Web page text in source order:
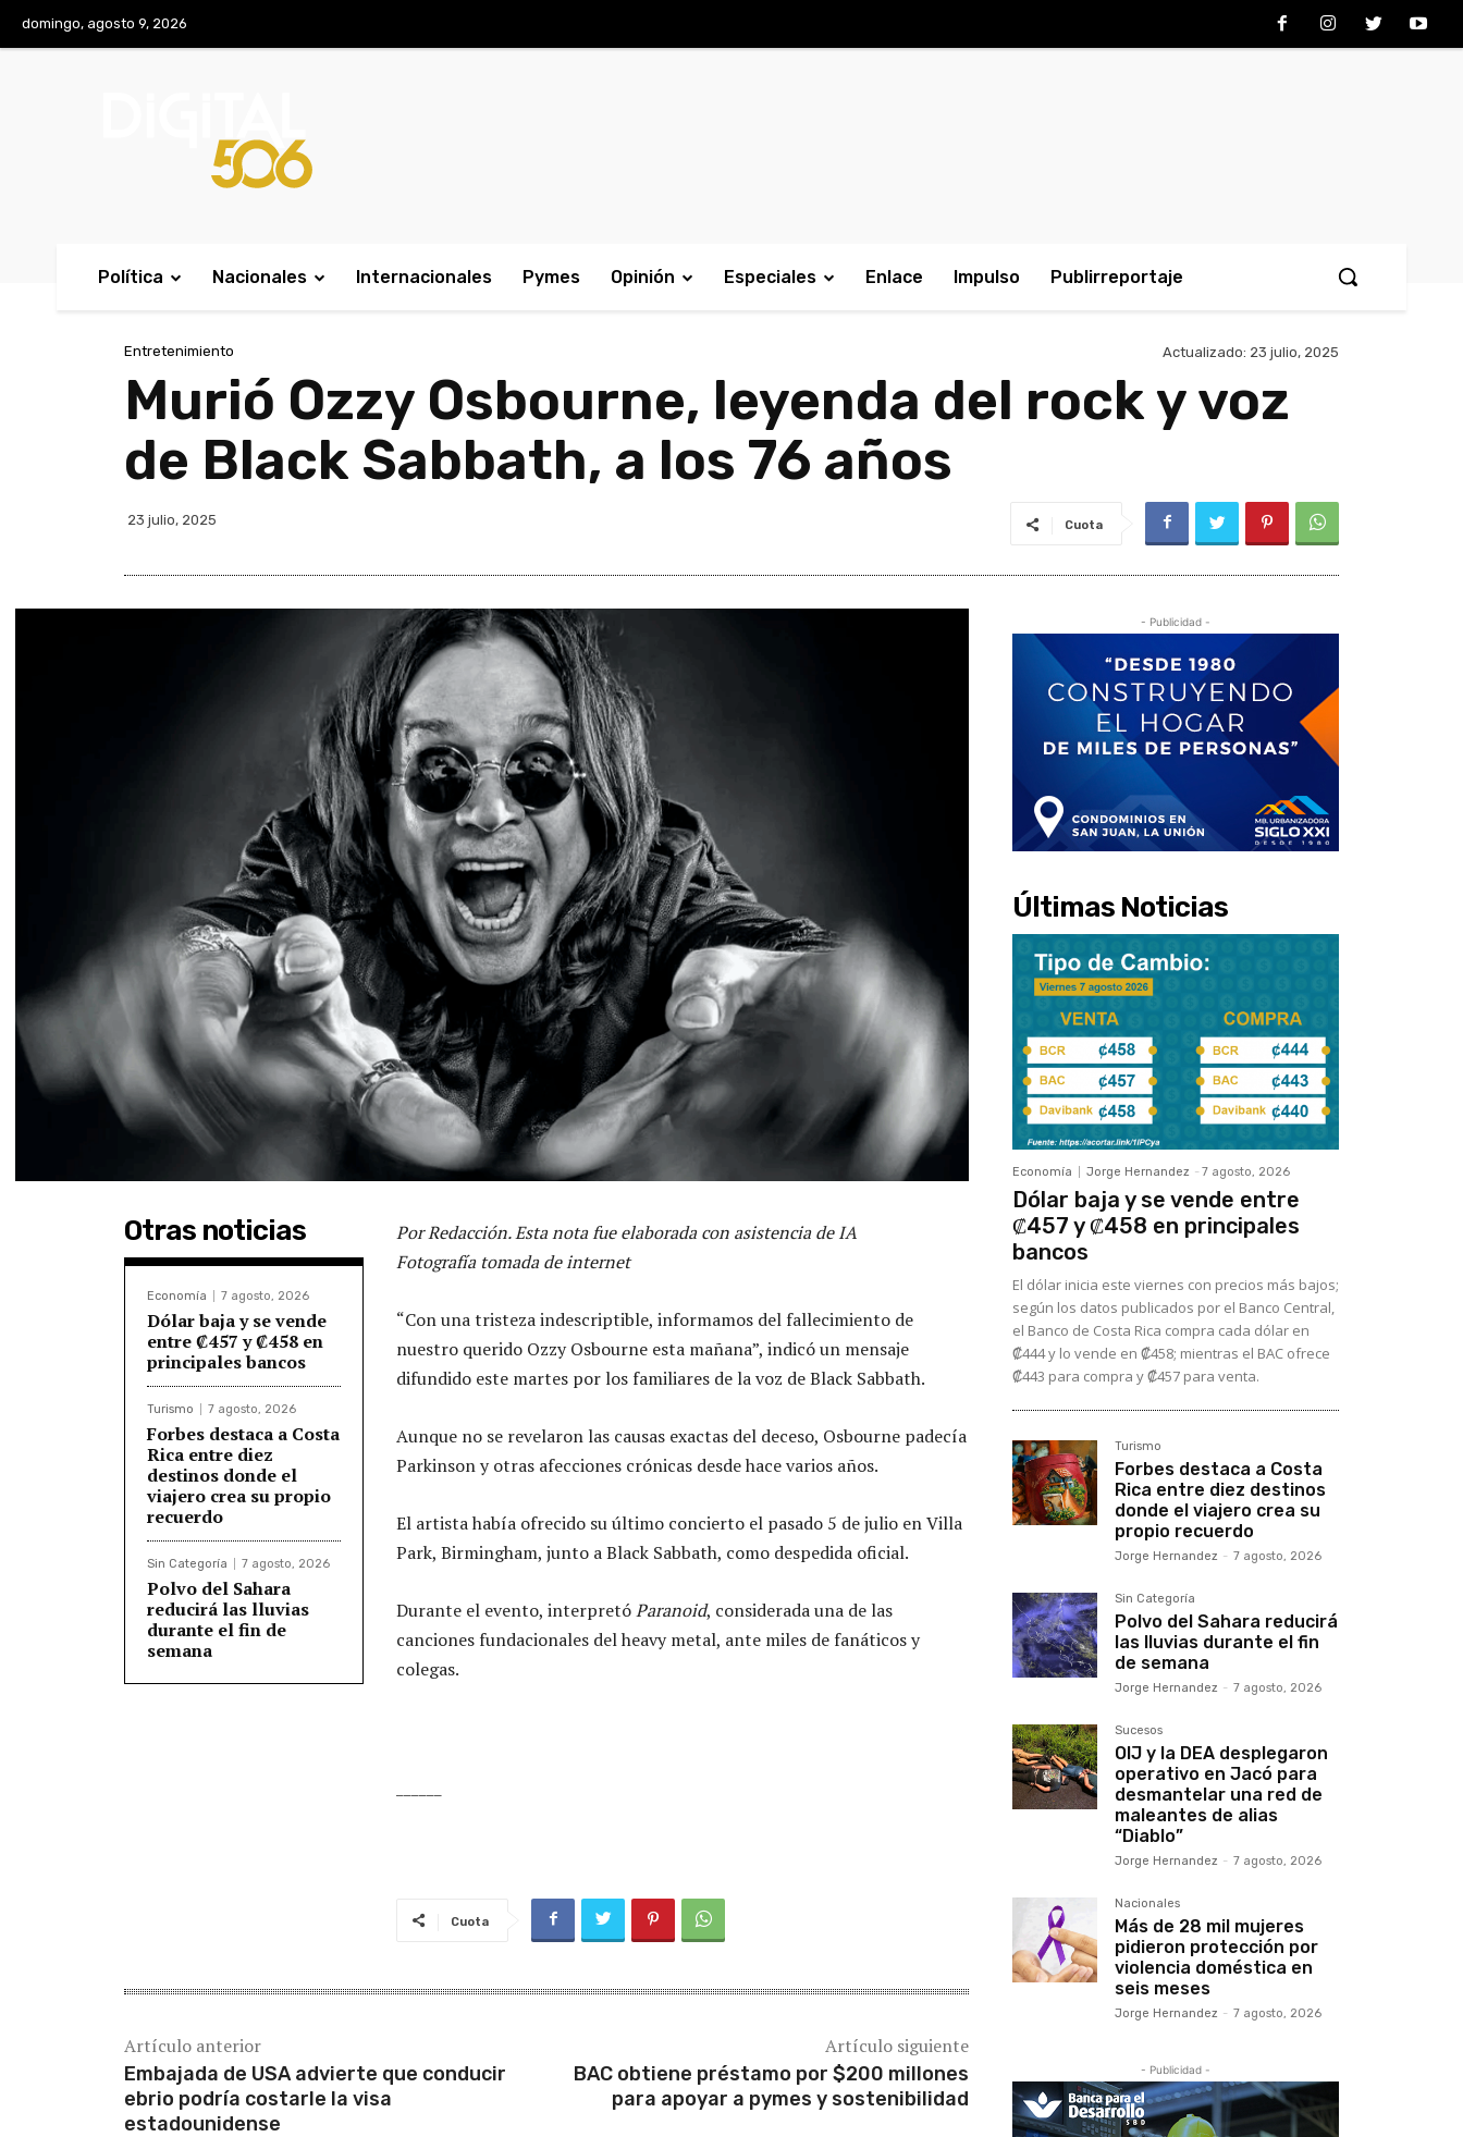
domingo, agosto 9, 2026
Política Nacionales Internacionales Pymes Opinión Especiales Enlace Impulso Publirreportaje
Entretenimiento Actualizado: 23 julio, 2025
Murió Ozzy Osbourne, leyenda del rock y voz
de Black Sabbath, a los 76 años
23 julio, 2025 Cuota
Otras noticias
Economía 7 agosto, 2026
Dólar baja y se vende
entre ₡457 y ₡458 en
principales bancos
Turismo 7 agosto, 2026
Forbes destaca a Costa
Rica entre diez
destinos donde el
viajero crea su propio
recuerdo
Sin Categoría 7 agosto, 2026
Polvo del Sahara
reducirá las lluvias
durante el fin de
semana
Por Redacción. Esta nota fue elaborada con asistencia de IA
Fotografía tomada de internet
“Con una tristeza indescriptible, informamos del fallecimiento de
nuestro querido Ozzy Osbourne esta mañana”, indicó un mensaje
difundido este martes por los familiares de la voz de Black Sabbath.
Aunque no se revelaron las causas exactas del deceso, Osbourne padecía
Parkinson y otras afecciones crónicas desde hace varios años.
El artista había ofrecido su último concierto el pasado 5 de julio en Villa
Park, Birmingham, junto a Black Sabbath, como despedida oficial.
Durante el evento, interpretóParanoid, considerada una de las
canciones fundacionales del heavy metal, ante miles de fanáticos y
colegas.
Cuota
Artículo anterior
Embajada de USA advierte que conducir
ebrio podría costarle la visa
estadounidense
Artículo siguiente
BAC obtiene préstamo por $200 millones
para apoyar a pymes y sostenibilidad
- Publicidad -
Últimas Noticias
Economía Jorge Hernandez - 7 agosto, 2026
Dólar baja y se vende entre
₡457 y ₡458 en principales
bancos
El dólar inicia este viernes con precios más bajos;
según los datos publicados por el Banco Central,
el Banco de Costa Rica compra cada dólar en
₡444 y lo vende en ₡458; mientras el BAC ofrece
₡443 para compra y ₡457 para venta.
Turismo
Forbes destaca a Costa
Rica entre diez destinos
donde el viajero crea su
propio recuerdo
Jorge Hernandez - 7 agosto, 2026
Sin Categoría
Polvo del Sahara reducirá
las lluvias durante el fin
de semana
Jorge Hernandez - 7 agosto, 2026
Sucesos
OIJ y la DEA desplegaron
operativo en Jacó para
desmantelar una red de
maleantes de alias
“Diablo”
Jorge Hernandez - 7 agosto, 2026
Nacionales
Más de 28 mil mujeres
pidieron protección por
violencia doméstica en
seis meses
Jorge Hernandez - 7 agosto, 2026
- Publicidad -